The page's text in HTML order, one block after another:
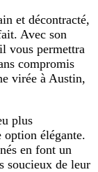
et décontracté,
Avec son
vous permettra
compromis
virée à Austin,
plus
option élégante.
en font un
soucieux de leur